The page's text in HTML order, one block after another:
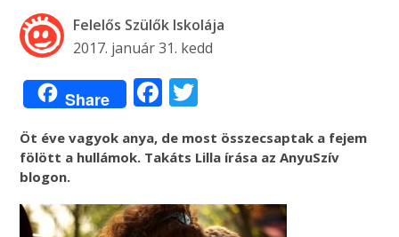
Felelős Szülők Iskolája
2017. január 31. kedd
Share Facebook
Öt éve vagyok anya, de most összecsaptak a fejem
fölött a hullámok. Takáts Lilla írása az AnyuSzív
blogon.